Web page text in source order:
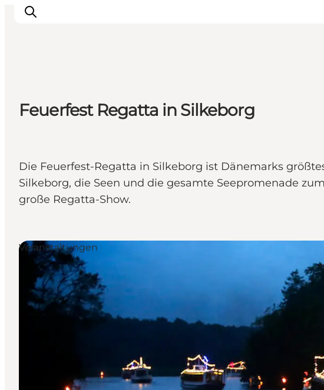
Sehen und erleben
Veranstaltungen
Transport
Feuerfest Regatta in Silkeborg
Die Feuerfest-Regatta in Silkeborg ist Dänemarks
Silkeborg, die Seen und die gesamte Seepromenade
große Regatta-Show.
Veranstaltungen